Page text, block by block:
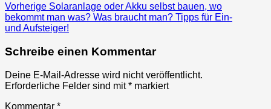
Beitragsnavigation
Vorherige Previous
post:
Solaranlage oder Akku selbst bauen, wo
bekommt man was? Was braucht man? Tipps für Ein-
und Aufsteiger!
Schreibe einen Kommentar
Deine E-Mail-Adresse wird nicht veröffentlicht.
Erforderliche Felder sind mit* markiert
Kommentar *